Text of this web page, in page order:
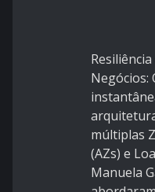
Negócios:
múltiplas
(AZs) e
Manuela